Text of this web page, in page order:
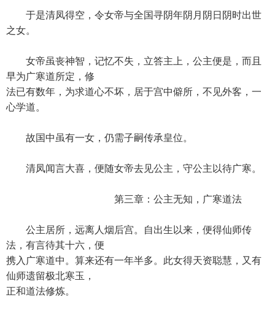
于是清凤得空，令女帝与全国寻阴年阴月阴日阴时出世
之女。
女帝虽丧神智，记忆不失，立答主上，公主便是，而且
早为广寒道所定，修
法已有数年，为求道心不坏，居于宫中僻所，不见外客，一
心学道。
故国中虽有一女，仍需子嗣传承皇位。
清凤闻言大喜，便随女帝去见公主，守公主以待广寒。
第三章：公主无知，广寒道法
公主居所，远离人烟后宫。自出生以来，便得仙师传
法，有言待其十六，便
携入广寒道中。算来还有一年半多。此女得天资聪慧，又有
仙师遗留极北寒玉，
正和道法修炼。